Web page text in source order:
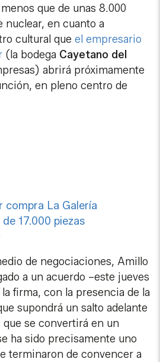
que de unas 8.000
nuclear, en cuanto a
cultural queel empresario
(la bodega Cayetano del
abrirá próximamente
en pleno centro de
compra La Galería
17.000 piezas
de negociaciones, Amillo
a un acuerdo –este jueves
firma, con la presencia de la
supondrá un salto adelante
se convertirá en un
ha sido precisamente uno
terminaron de convencer a